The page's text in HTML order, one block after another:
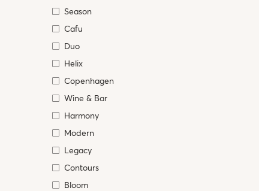
Season
Cafu
Duo
Helix
Copenhagen
Wine & Bar
Harmony
Modern
Legacy
Contours
Bloom